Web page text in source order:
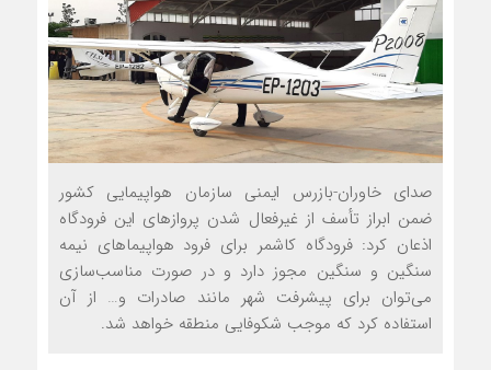
صدای خاوران-بازرس ایمنی سازمان هواپیمایی کشور
ضمن ابراز تأسف از غیرفعال شدن پروازهای این فرودگاه
اذعان کرد: فرودگاه کاشمر برای فرود هواپیماهای نیمه
سنگین و سنگین مجوز دارد و در صورت مناسب‌سازی
می‌توان برای پیشرفت شهر مانند صادرات و… از آن
استفاده کرد که موجب شکوفایی منطقه خواهد شد.